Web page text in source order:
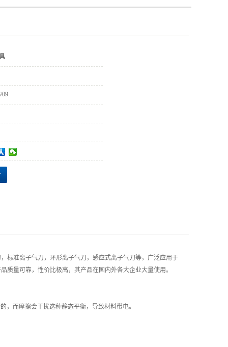
09
标准离子气刀，环形离子气刀，感应式离子气刀等，广泛应用于
量可靠，性价比极高，其产品在国内外各大企业大量使用。
而摩擦会干扰这种静态平衡，导致材料带电。